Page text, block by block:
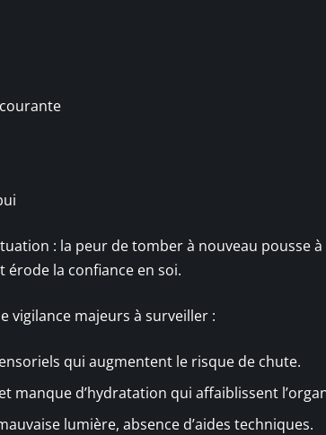
: la peur de tomber à nouveau pousse
érode la confiance en soi.
vigilance majeurs à surveiller :
qui augmentent le risque de chute.
manque d’hydratation qui affaiblissent
lumière, absence d’aides techniques.